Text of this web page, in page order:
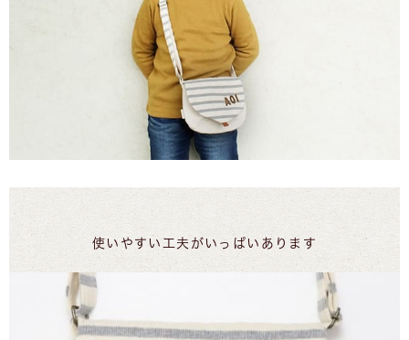
使いやすい工夫がいっぱいあります